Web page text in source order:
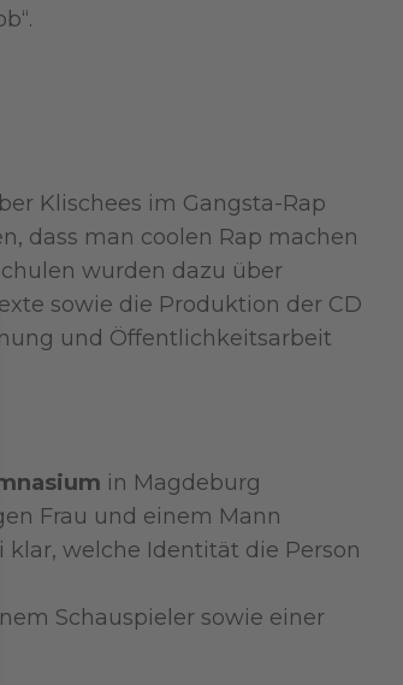
Klischees im Gangsta-Rap
dass man coolen Rap machen
wurden dazu über
sowie die Produktion der CD
und Öffentlichkeitsarbeit
in Magdeburg
Frau und einem Mann
welche Identität die Person
Schauspieler sowie einer